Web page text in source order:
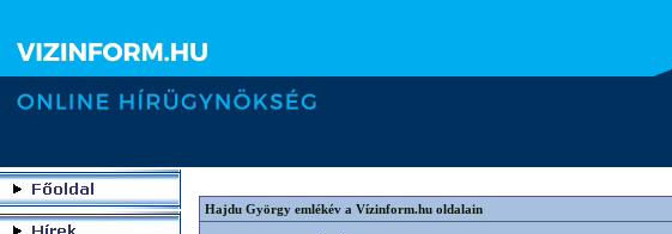
Hajdu György emlékév a Vízinform.hu oldalain